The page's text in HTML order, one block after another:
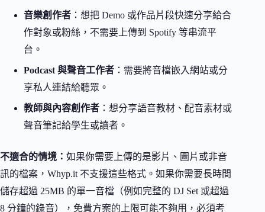
音樂創作者 ：想把 Demo 或作品片段快速分享給合
作對象或粉絲，不需要上傳到 Spotify 等串流平
台。
Podcast 與聲音工作者 ：需要將音檔嵌入網站或分
享私人連結給聽眾。
教師與內容創作者 ：想分享語音教材、配音素材或
聲音筆記給學生或讀者。
不適合的情境： 如果你需要上傳的是影片、圖片或非音
訊的檔案，Whyp.it 不支援這些格式。如果你需要長時間
儲存超過 25MB 的單一音檔（例如完整的 DJ Set 或超過
8 分鐘的錄音），免費方案的上限可能不夠用，必須考